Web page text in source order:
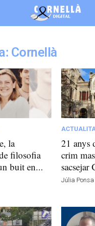
Cornellà
la
filosofia
buit en...
21 anys
crim
sacsejar
Júlia Ponsa